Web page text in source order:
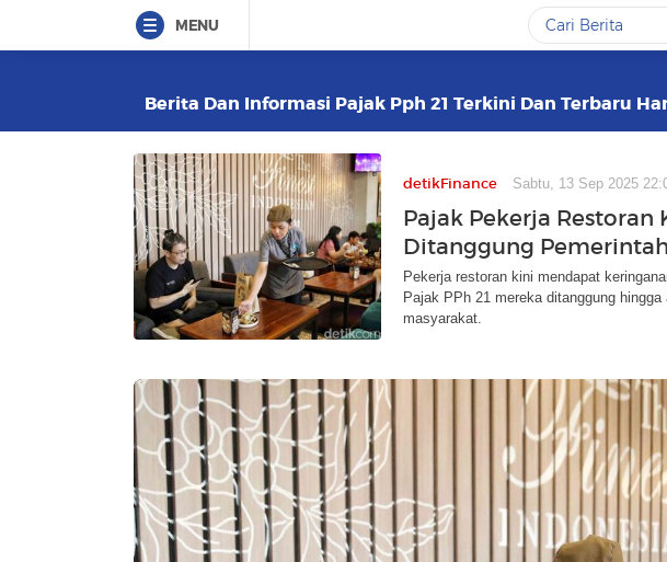
MENU
Berita Dan Informasi Pajak Pph 21 Terkini Dan Terbaru
detikFinance Sabtu, 13 Sep 2025
Pajak Pekerja Restoran
Ditanggung Pemerintah
Pekerja restoran kini mendapat
Pajak PPh 21 mereka ditanggung
masyarakat.